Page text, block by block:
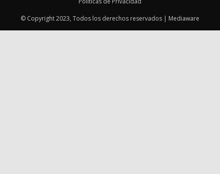
© Copyright 2023, Todos los derechos reservados | Mediaware